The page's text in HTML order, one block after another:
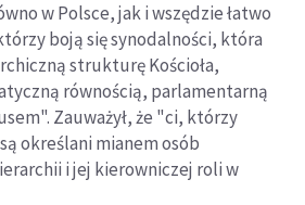
w Polsce, jak i wszędzie łatwo
boją się synodalności, która
strukturę Kościoła,
równością, parlamentarną
Zauważył, że "ci, którzy
określani mianem osób
i jej kierowniczej roli w